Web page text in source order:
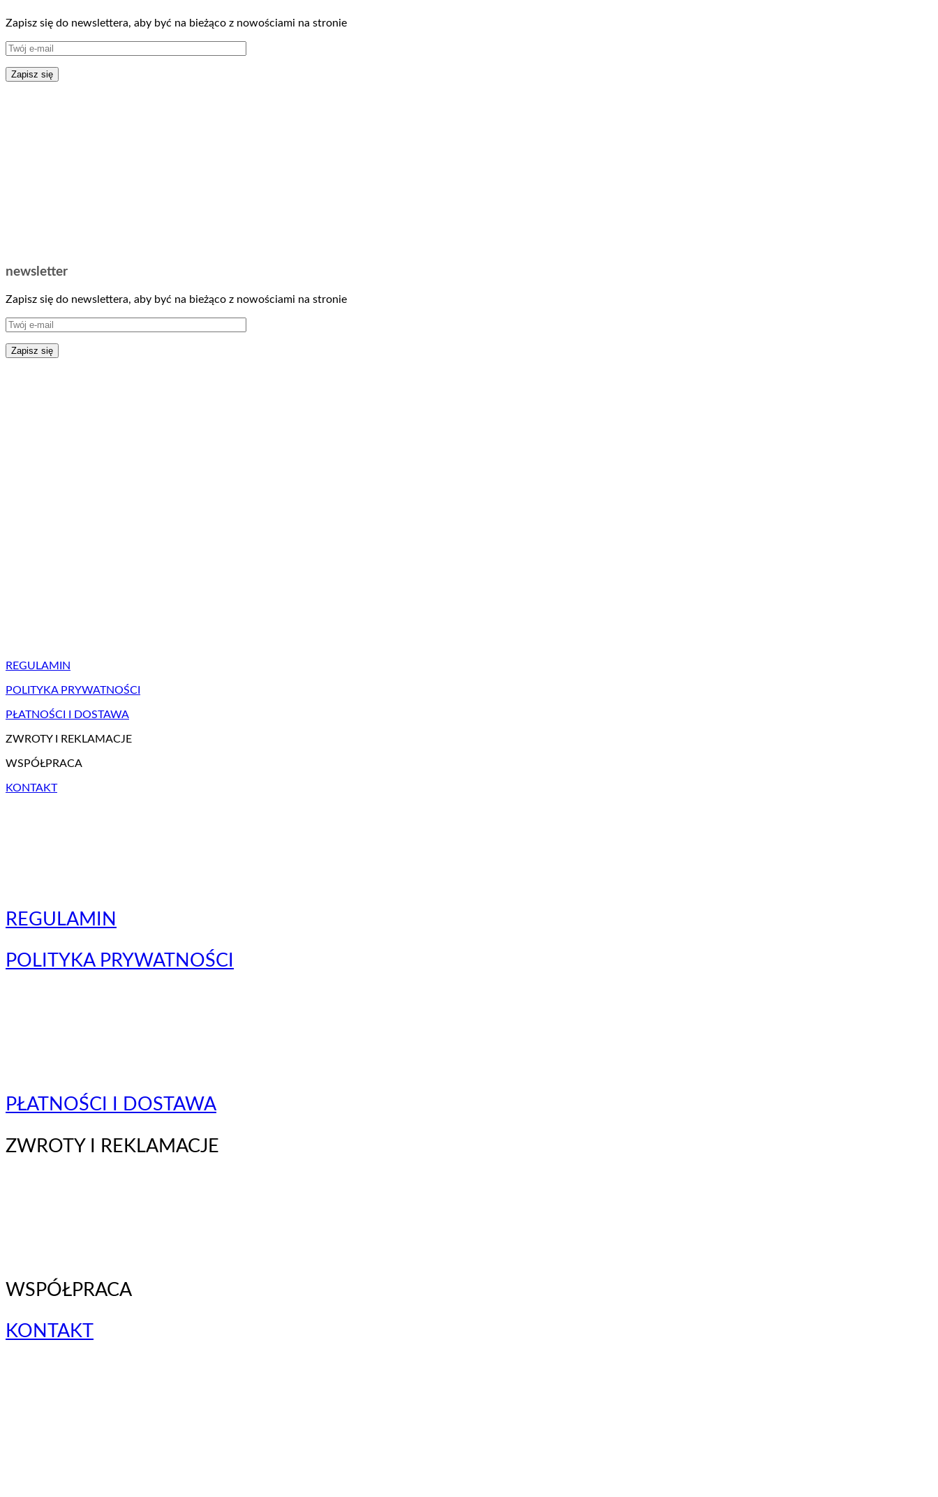
Zapisz się do newslettera, aby być na bieżąco z nowościami na stronie
newsletter
Zapisz się do newslettera, aby być na bieżąco z nowościami na stronie
REGULAMIN
POLITYKA PRYWATNOŚCI
PŁATNOŚCI I DOSTAWA
ZWROTY I REKLAMACJE
WSPÓŁPRACA
KONTAKT
REGULAMIN
POLITYKA PRYWATNOŚCI
PŁATNOŚCI I DOSTAWA
ZWROTY I REKLAMACJE
WSPÓŁPRACA
KONTAKT